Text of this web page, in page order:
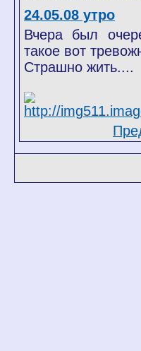
24.05.08 утро
Вчера был
такое вот
Страшно жить....